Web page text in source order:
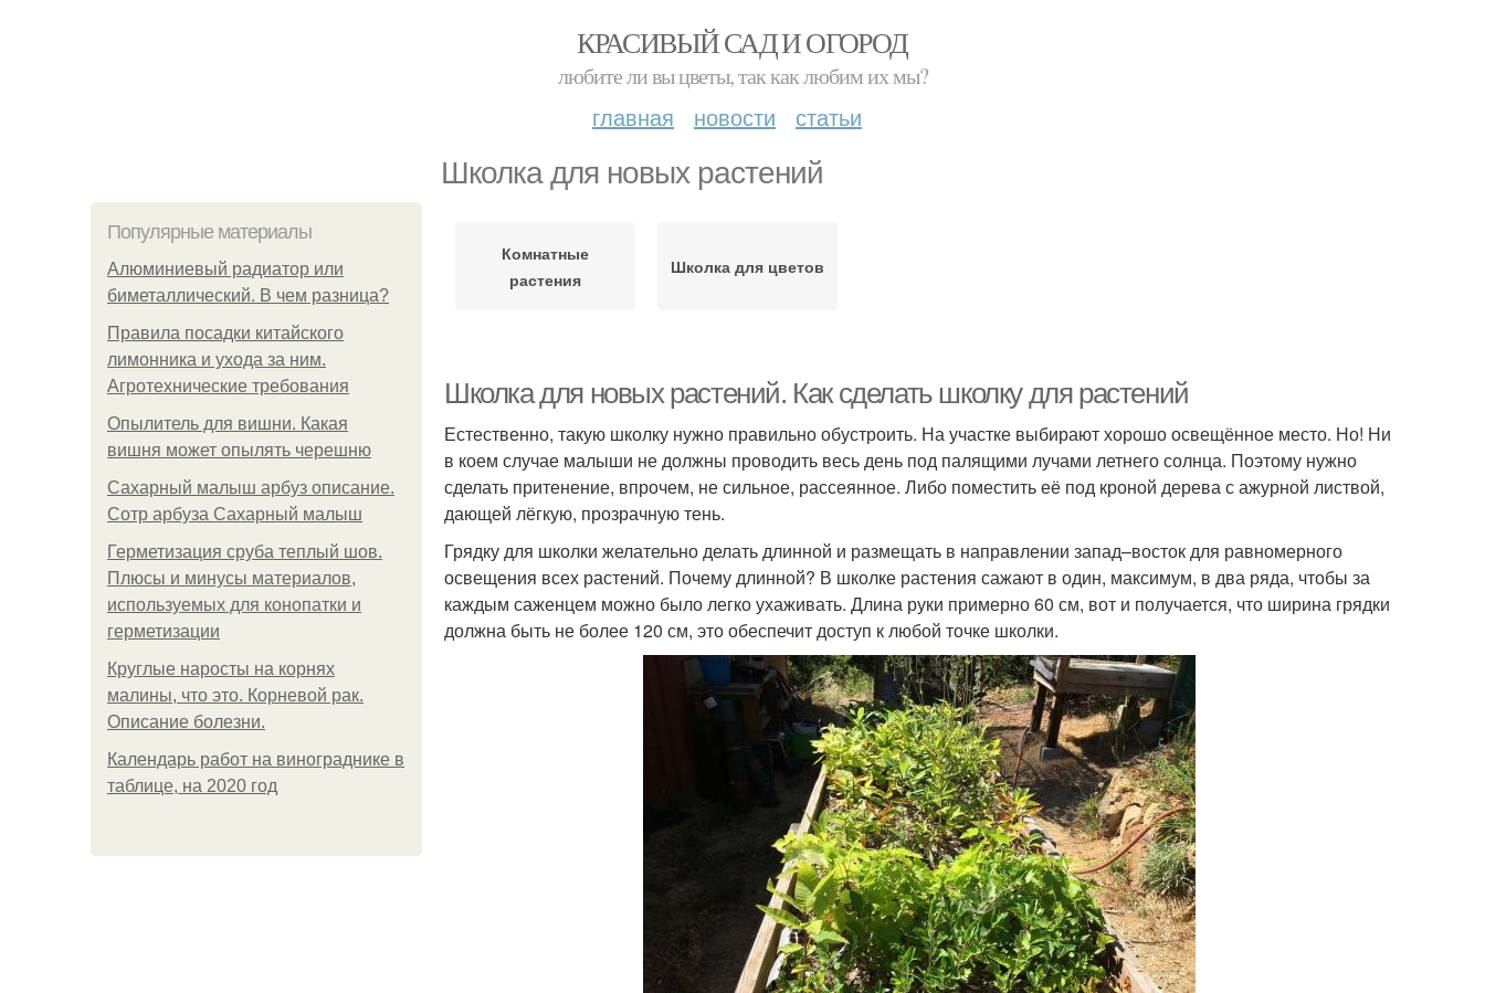
КРАСИВЫЙ САД И ОГОРОД
любите ли вы цветы, так как любим их мы?
главная новости статьи
Школка для новых растений
Популярные материалы
Алюминиевый радиатор или
биметаллический. В чем разница?
Правила посадки китайского
лимонника и ухода за ним.
Агротехнические требования
Опылитель для вишни. Какая
вишня может опылять черешню
Сахарный малыш арбуз описание.
Сотр арбуза Сахарный малыш
Герметизация сруба теплый шов.
Плюсы и минусы материалов,
используемых для конопатки и
герметизации
Круглые наросты на корнях
малины, что это. Корневой рак.
Описание болезни.
Календарь работ на винограднике в
таблице, на 2020 год
Комнатные
растения
Школка для цветов
Школка для новых растений. Как сделать школку для растений
Естественно, такую школку нужно правильно обустроить. На участке выбирают хорошо освещённое место. Но! Ни
в коем случае малыши не должны проводить весь день под палящими лучами летнего солнца. Поэтому нужно
сделать притенение, впрочем, не сильное, рассеянное. Либо поместить её под кроной дерева с ажурной листвой,
дающей лёгкую, прозрачную тень.
Грядку для школки желательно делать длинной и размещать в направлении запад–восток для равномерного
освещения всех растений. Почему длинной? В школке растения сажают в один, максимум, в два ряда, чтобы за
каждым саженцем можно было легко ухаживать. Длина руки примерно 60 см, вот и получается, что ширина грядки
должна быть не более 120 см, это обеспечит доступ к любой точке школки.